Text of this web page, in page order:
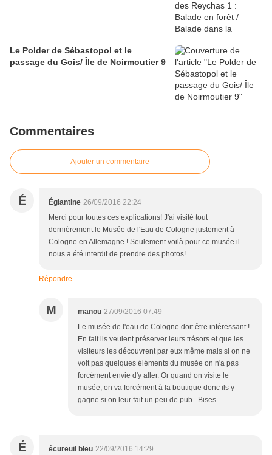
Le Polder de Sébastopol et le
passage du Gois/ Île de Noirmoutier 9
Commentaires
Ajouter un commentaire
É Églantine 26/09/2016 22:24
Merci pour toutes ces explications! J'ai visité tout
dernièrement le Musée de l'Eau de Cologne justement à
Cologne en Allemagne ! Seulement voilà pour ce musée il
nous a été interdit de prendre des photos!
Répondre
M manou 27/09/2016 07:49
Le musée de l'eau de Cologne doit être intéressant !
En fait ils veulent préserver leurs trésors et que les
visiteurs les découvrent par eux même mais si on ne
voit pas quelques éléments du musée on n'a pas
forcément envie d'y aller. Or quand on visite le
musée, on va forcément à la boutique donc ils y
gagne si on leur fait un peu de pub...Bises
É écureuil bleu 22/09/2016 14:29